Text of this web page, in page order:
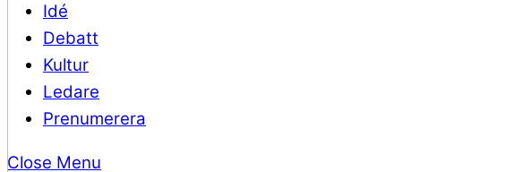
Idé
Debatt
Kultur
Ledare
Prenumerera
Close Menu